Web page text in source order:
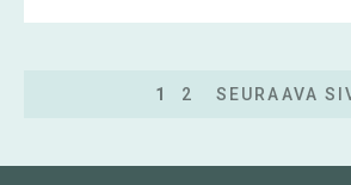
1 2 SEURAAVA